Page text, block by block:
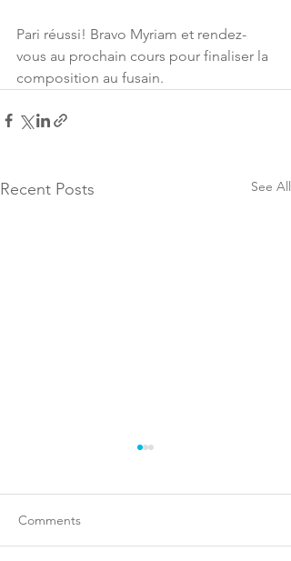
Pari réussi! Bravo Myriam et rendez-
vous au prochain cours pour finaliser la
composition au fusain.
Recent Posts See All
Toile déchirée?
Comments